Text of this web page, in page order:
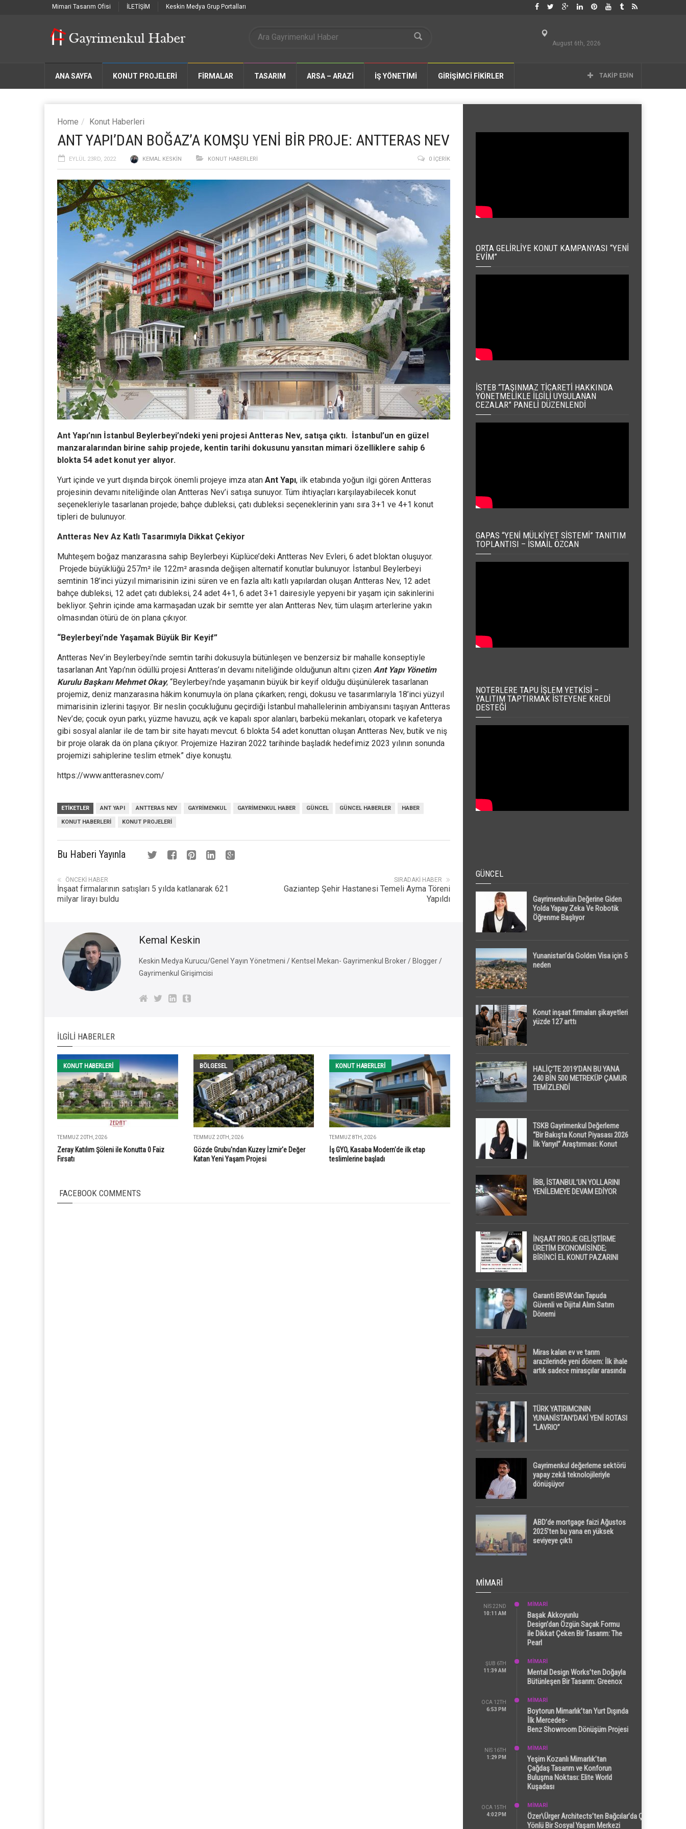
Mimari Tasarım Ofisi İLETİŞİM Keskin Medya Grup Portalları
August 6th, 2026
ANA SAYFA KONUT PROJELERİ FIRMALAR TASARIM ARSA – ARAZİ İŞ YÖNETİMİ GİRİŞİMCİ FİKİRLER TAKIP EDIN
Home Konut Haberleri
ANT YAPI’DAN BOĞAZ’A KOMŞU YENİ BİR PROJE: ANTTERAS NEV
EYLÜL 23RD, 2022 KEMAL KESKIN KONUT HABERLERI 0 İÇERIK
Ant Yapı’nın İstanbul Beylerbeyi’ndeki yeni projesi Antteras Nev, satışa çıktı. İstanbul’un en güzel
manzaralarından birine sahip projede, kentin tarihi dokusunu yansıtan mimari özelliklere sahip 6
blokta 54 adet konut yer alıyor.
Yurt içinde ve yurt dışında birçok önemli projeye imza atan Ant Yapı, ilk etabında yoğun ilgi gören Antteras
projesinin devamı niteliğinde olan Antteras Nev’i satışa sunuyor. Tüm ihtiyaçları karşılayabilecek konut
seçenekleriyle tasarlanan projede; bahçe dubleksi, çatı dubleksi seçeneklerinin yanı sıra 3+1 ve 4+1 konut
tipleri de bulunuyor.
Antteras Nev Az Katlı Tasarımıyla Dikkat Çekiyor
Muhteşem boğaz manzarasına sahip Beylerbeyi Küplüce’deki Antteras Nev Evleri, 6 adet bloktan oluşuyor.
Projede büyüklüğü 257m² ile 122m² arasında değişen alternatif konutlar bulunuyor. İstanbul Beylerbeyi
semtinin 18’inci yüzyıl mimarisinin izini süren ve en fazla altı katlı yapılardan oluşan Antteras Nev, 12 adet
bahçe dubleksi, 12 adet çatı dubleksi, 24 adet 4+1, 6 adet 3+1 dairesiyle yepyeni bir yaşam için sakinlerini
bekliyor. Şehrin içinde ama karmaşadan uzak bir semtte yer alan Antteras Nev, tüm ulaşım arterlerine yakın
olmasından ötürü de ön plana çıkıyor.
“Beylerbeyi’nde Yaşamak Büyük Bir Keyif”
Antteras Nev’in Beylerbeyi’nde semtin tarihi dokusuyla bütünleşen ve benzersiz bir mahalle konseptiyle
tasarlanan Ant Yapı’nın ödüllü projesi Antteras’ın devamı niteliğinde olduğunun altını çizen Ant Yapı Yönetim
Kurulu Başkanı Mehmet Okay; “Beylerbeyi’nde yaşamanın büyük bir keyif olduğu düşünülerek tasarlanan
projemiz, deniz manzarasına hâkim konumuyla ön plana çıkarken; rengi, dokusu ve tasarımlarıyla 18’inci yüzyıl
mimarisinin izlerini taşıyor. Bir neslin çocukluğunu geçirdiği İstanbul mahallelerinin ambiyansını taşıyan Antteras
Nev’de; çocuk oyun parkı, yüzme havuzu, açık ve kapalı spor alanları, barbekü mekanları, otopark ve kafeterya
gibi sosyal alanlar ile de tam bir site hayatı mevcut. 6 blokta 54 adet konuttan oluşan Antteras Nev, butik ve niş
bir proje olarak da ön plana çıkıyor. Projemize Haziran 2022 tarihinde başladık hedefimiz 2023 yılının sonunda
projemizi sahiplerine teslim etmek” diye konuştu.
https://www.antterasnev.com/
ETIKETLER ANT YAPI ANTTERAS NEV GAYRIMENKUL GAYRIMENKUL HABER GÜNCEL GÜNCEL HABERLER HABER
KONUT HABERLERI KONUT PROJELERI
Bu Haberi Yayınla
SIRADAKI HABER
Gaziantep Şehir Hastanesi Temeli Ayma Töreni
Yapıldı
ÖNCEKI HABER
İnşaat firmalarının satışları 5 yılda katlanarak 621
milyar lirayı buldu
Kemal Keskin
Keskin Medya Kurucu/Genel Yayın Yönetmeni / Kentsel Mekan- Gayrimenkul Broker / Blogger /
Gayrimenkul Girişimcisi
İLGILI HABERLER
KONUT HABERLERI
TEMMUZ 20TH, 2026
Zeray Katılım Şöleni ile Konutta 0 Faiz
Fırsatı
BÖLGESEL
TEMMUZ 20TH, 2026
Gözde Grubu'ndan Kuzey İzmir'e Değer
Katan Yeni Yaşam Projesi
KONUT HABERLERI
TEMMUZ 8TH, 2026
İş GYO, Kasaba Modern'de ilk etap
teslimlerine başladı
FACEBOOK COMMENTS
ORTA GELIRLIYE KONUT KAMPANYASI “YENI
EVIM”
İSTEB “TAŞINMAZ TICARETI HAKKINDA
YÖNETMELIKLE İLGILI UYGULANAN
CEZALAR” PANELI DÜZENLENDI
GAPAS “YENI MÜLKIYET SISTEMI” TANITIM
TOPLANTISI – İSMAIL ÖZCAN
NOTERLERE TAPU İŞLEM YETKISI –
YALITIM TAPTIRMAK İSTEYENE KREDI
DESTEĞI
GÜNCEL
Gayrimenkulün Değerine Giden
Yolda Yapay Zeka Ve Robotik
Öğrenme Başlıyor
Yunanistan’da Golden Visa için 5
neden
Konut inşaat firmaları şikayetleri
yüzde 127 arttı
HALİÇ’TE 2019’DAN BU YANA
240 BİN 500 METREKÜP ÇAMUR
TEMİZLENDİ
TSKB Gayrimenkul Değerleme
“Bir Bakışta Konut Piyasası 2026
İlk Yarıyıl” Araştırması: Konut
Dikkat Çekti
İBB, İSTANBUL’UN YOLLARINI
YENİLEMEYE DEVAM EDİYOR
İNŞAAT PROJE GELİŞTİRME
ÜRETİM EKONOMİSİNDE;
BİRİNCİ EL KONUT PAZARINI
Garanti BBVA’dan Tapuda
Güvenli ve Dijital Alım Satım
Dönemi
Miras kalan ev ve tarım
arazilerinde yeni dönem: İlk ihale
artık sadece mirasçılar arasında
TÜRK YATIRIMCININ
YUNANİSTAN’DAKİ YENİ ROTASI
“LAVRIO”
Gayrimenkul değerleme sektörü
yapay zekâ teknolojileriyle
dönüşüyor
ABD’de mortgage faizi Ağustos
2025’ten bu yana en yüksek
seviyeye çıktı
MIMARI
NIS 22ND
10:11 AM
MİMARİ
Başak Akkoyunlu
Design’dan Özgün Saçak Formu
ile Dikkat Çeken Bir Tasarım: The
Pearl
ŞUB 6TH
11:39 AM
MİMARİ
Mental Design Works’ten Doğayla
Bütünleşen Bir Tasarım: Greenox
OCA 12TH
6:53 PM
MİMARİ
Boytorun Mimarlık’tan Yurt Dışında
İlk Mercedes-
Benz Showroom Dönüşüm Projesi
NIS 16TH
1:29 PM
MİMARİ
Yeşim Kozanlı Mimarlık’tan
Çağdaş Tasarım ve Konforun
Buluşma Noktası: Elite World
Kuşadası
OCA 15TH
4:02 PM
MİMARİ
Özer\Ürger Architects’ten Bağcılar’da Çok
Yönlü Bir Sosyal Yaşam Merkezi